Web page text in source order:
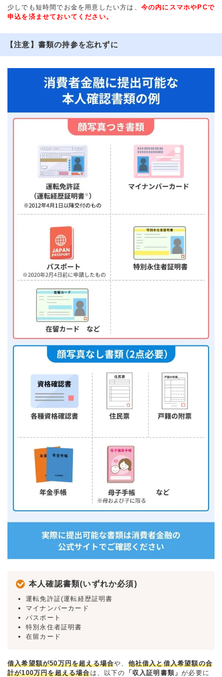
少しでも短時間でお金を用意したい方は、 今の内にスマホやPCで
申込を済ませておいてください。
【注意】書類の持参を忘れずに
本人確認書類(いずれか必須)
運転免許証(運転経歴証明書
マイナンバーカード
パスポート
特別永住者証明書
在留カード
借入希望額が50万円を超える場合や、 他社借入と借入希望額の合
計が100万円を超える場合は、以下の 「収入証明書類」が必要に